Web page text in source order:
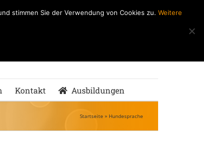
Kontakt Ausbildungen
Startseite » Hundesprache
stimmen Sie der Verwendung von Cookies zu. Weitere